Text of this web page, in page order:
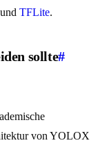
und TFLite.
sollte#
von YOLOX